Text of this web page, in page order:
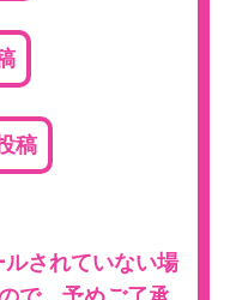
稿
されていない場